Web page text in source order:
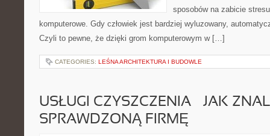
sposobów na zabicie
komputerowe. Gdy człowiek jest bardziej wyluzowany,
Czyli to pewne, że dzięki grom komputerowym w […]
CATEGORIES: LEŚNA ARCHITEKTURA I BUDOWLE
USŁUGI CZYSZCZENIA – JAK
SPRAWDZONĄ FIRMĘ